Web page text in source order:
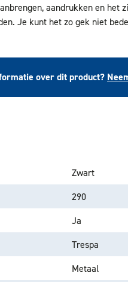
aandrukken en het
Je kunt het zo gek niet
over dit product?
Zwart
290
Ja
Trespa
Metaal